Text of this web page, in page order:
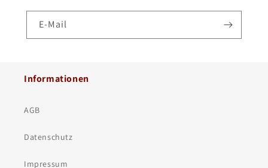
E-Mail
Informationen
AGB
Datenschutz
Impressum